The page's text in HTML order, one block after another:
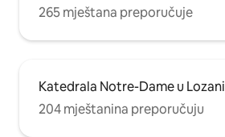
265 mještana preporučuje
Katedrala Notre-Dame u Lozani
204 mještanina preporučuju